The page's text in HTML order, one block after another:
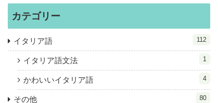
カテゴリー
イタリア語 112
イタリア語文法 1
かわいいイタリア語 4
その他 80